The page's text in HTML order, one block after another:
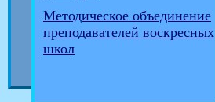
Методическое объединение
преподавателей воскресных
школ